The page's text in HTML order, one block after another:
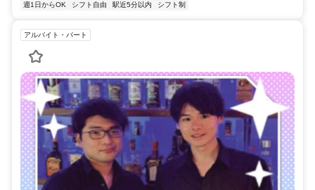
週1日からOK シフト自由 駅近5分以内 シフト制
アルバイト・パート